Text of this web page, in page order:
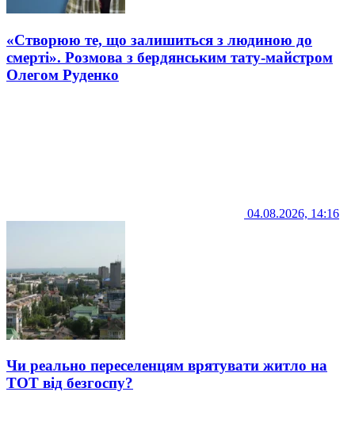
«Створюю те, що залишиться з людиною до
смерті». Розмова з бердянським тату-майстром
Олегом Руденко
04.08.2026, 14:16
Чи реально переселенцям врятувати житло на
ТОТ від безгоспу?